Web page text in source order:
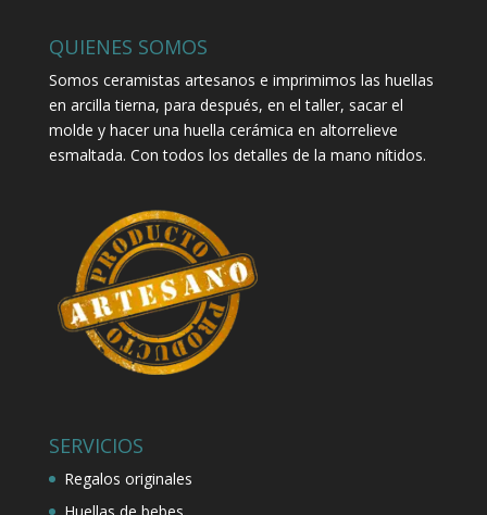
QUIENES SOMOS
Somos ceramistas artesanos e imprimimos las huellas
en arcilla tierna, para después, en el taller, sacar el
molde y hacer una huella cerámica en altorrelieve
esmaltada. Con todos los detalles de la mano nítidos.
SERVICIOS
Regalos originales